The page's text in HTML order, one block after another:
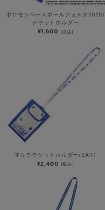
ポケモンベースボールフェスタ2026/
チケットホルダー
¥1,600 (税込)
マルチチケットホルダー/BART
¥2,400 (税込)